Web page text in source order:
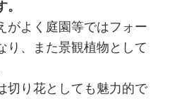
。
がよく庭園等ではフォー
り、また景観植物として
切り花としても魅力的で